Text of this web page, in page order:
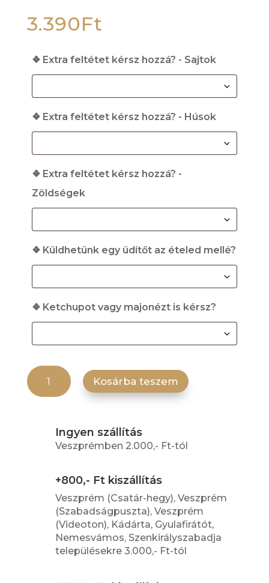
3.390Ft
❖ Extra feltétet kérsz hozzá? - Sajtok
❖ Extra feltétet kérsz hozzá? - Húsok
❖ Extra feltétet kérsz hozzá? -
Zöldségek
❖ Küldhetünk egy üdítőt az ételed mellé?
❖ Ketchupot vagy majonézt is kérsz?
Magyaros pizza mennyiség
Kosárba teszem
Ingyen szállítás
Veszprémben 2.000,- Ft-tól
+800,- Ft kiszállítás
Veszprém (Csatár-hegy), Veszprém
(Szabadságpuszta), Veszprém
(Videoton), Kádárta, Gyulafirátót,
Nemesvámos, Szenkirályszabadja
településekre 3.000,- Ft-tól